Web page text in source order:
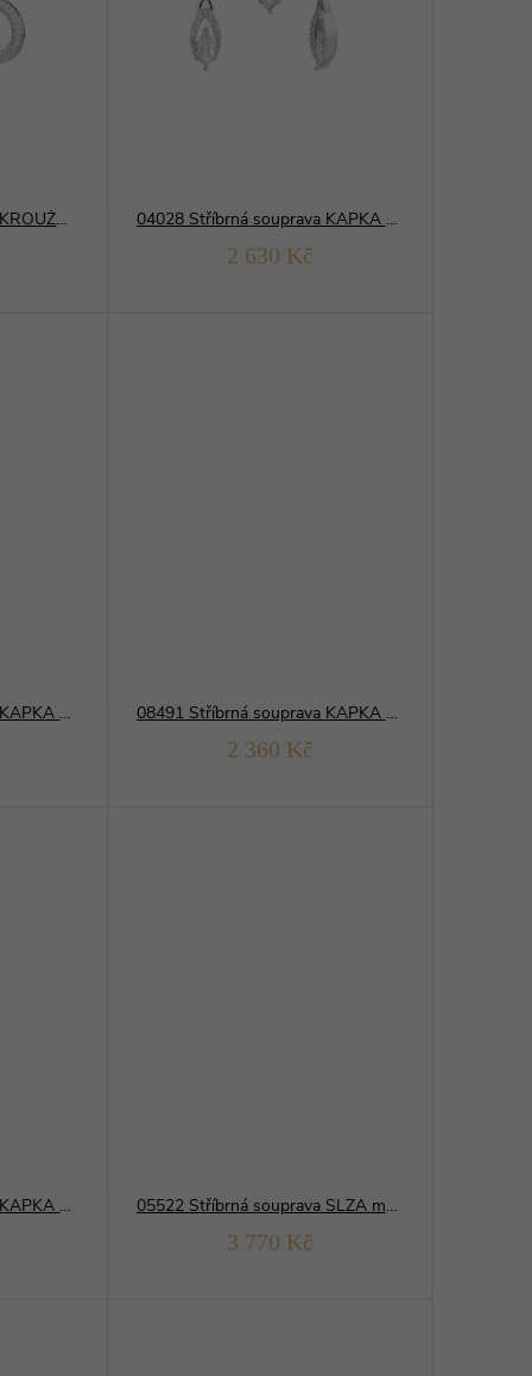
12448 Stříbrná souprava KROUŽKY visací 04028 Stříbrná souprava KAPKA bílá
2 630 Kč
13350 Stříbrná souprava KAPKA karmínový OPÁL 08491 Stříbrná souprava KAPKA fialová
2 360 Kč
04032 Stříbrná souprava KAPKA světle modrá 05522 Stříbrná souprava SLZA modrý OPÁL
3 770 Kč